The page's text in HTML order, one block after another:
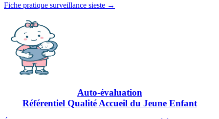
Fiche pratique surveillance sieste →
Auto-évaluation
Référentiel Qualité Accueil du Jeune Enfant